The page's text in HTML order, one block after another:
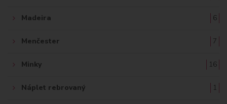
Madeira 6
Menčester 7
Minky 16
Náplet rebrovaný 1